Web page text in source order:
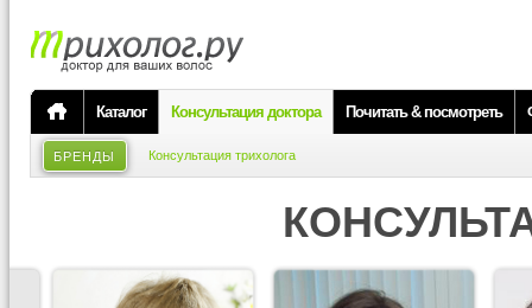
Каталог Консультация доктора Почитать & посмотреть
БРЕНДЫ Консультация трихолога